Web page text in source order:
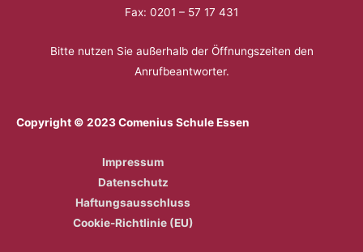
Fax: 0201 – 57 17 431
Bitte nutzen Sie außerhalb der Öffnungszeiten den
Anrufbeantworter.
Copyright © 2023 Comenius Schule Essen
Impressum
Datenschutz
Haftungsausschluss
Cookie-Richtlinie (EU)